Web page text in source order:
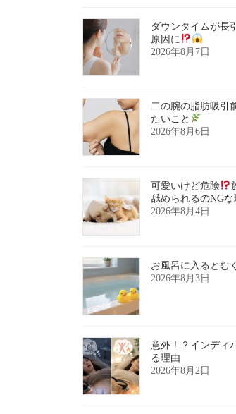
ダウンタイムが長
原因に
2026年8月7日
二の腕の脂肪吸引
たいこと
2026年8月6日
可愛いけど危険
舐められるのNGな
2026年8月4日
お風呂に入るとむ
2026年8月3日
意外！？インディ
る理由
2026年8月2日